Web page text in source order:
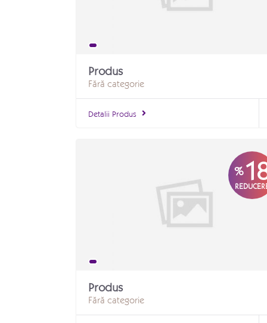
Produs
Fără categorie
Detalii Produs
%
Produs
Fără categorie